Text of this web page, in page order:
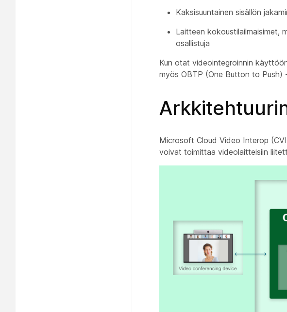
Kaksisuuntainen sisällön
Laitteen kokoustilailmaisimet,
osallistuja
Kun otat videointegroinnin
myös OBTP (One Button to Push)
Microsoft Cloud Video Interop
voivat toimittaa videolaitteisiin